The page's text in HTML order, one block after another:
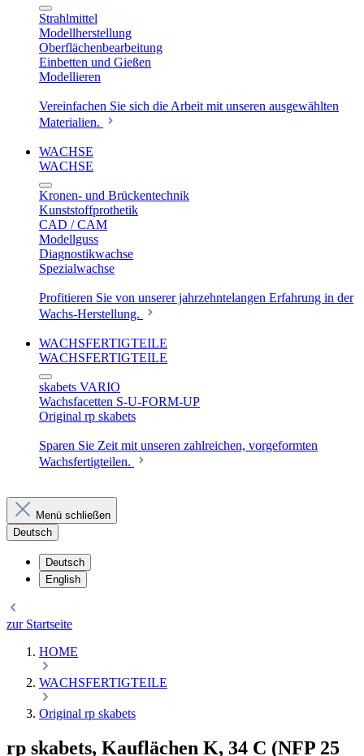
Strahlmittel
Modellherstellung
Oberflächenbearbeitung
Einbetten und Gießen
Modellieren
Vereinfachen Sie sich die Arbeit mit unseren ausgewählten
Materialien.
WACHSE
WACHSE
Kronen- und Brückentechnik
Kunststoffprothetik
CAD / CAM
Modellguss
Diagnostikwachse
Spezialwachse
Profitieren Sie von unserer jahrzehntelangen Erfahrung in der
Wachs-Herstellung.
WACHSFERTIGTEILE
WACHSFERTIGTEILE
skabets VARIO
Wachsfacetten S-U-FORM-UP
Original rp skabets
Sparen Sie Zeit mit unseren zahlreichen, vorgeformten
Wachsfertigteilen.
Menü schließen
Deutsch
Deutsch
English
zur Startseite
HOME
WACHSFERTIGTEILE
Original rp skabets
rp skabets, Kauflächen K, 34 C (NFP 25